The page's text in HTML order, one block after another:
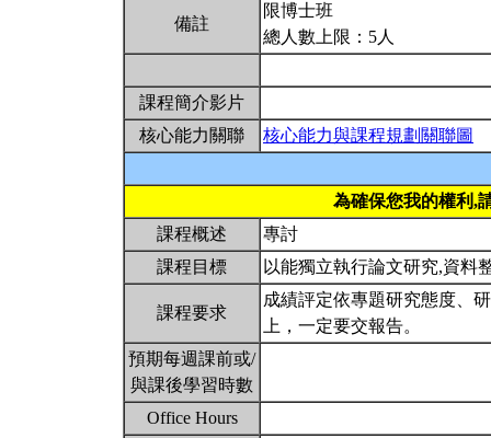
備註
限博士班
總人數上限：5人
課程簡介影片
核心能力關聯
核心能力與課程規劃關聯圖
為確保您我的權利,
課程概述
專討
課程目標
以能獨立執行論文研究,資料
課程要求
成績評定依專題研究態度、
上，一定要交報告。
預期每週課前或/
與課後學習時數
Office Hours